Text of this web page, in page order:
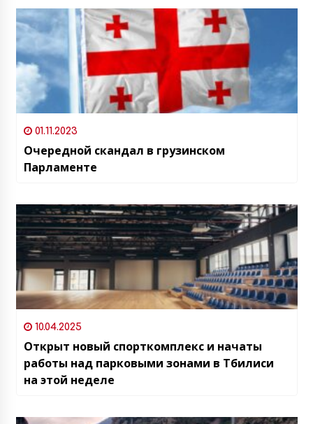
01.11.2023
Очередной скандал в грузинском
Парламенте
10.04.2025
Открыт новый спорткомплекс и начаты
работы над парковыми зонами в Тбилиси
на этой неделе